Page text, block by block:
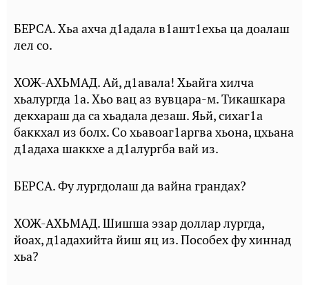
БЕРСА. Хьа ахча д1адала в1ашт1ехьа ца доалаш
лел со.
ХОЖ-АХЬМАД. Ай, д1авала! Хьайга хилча
хьалургда 1а. Хьо вац аз вувцара-м. Тикашкара
декхараш да са хьадала дезаш. Яьй, сихаг1а
баккхал из болх. Со хьавоаг1аргва хьона, цхьана
д1адаха шаккхе а д1алургба вай из.
БЕРСА. Фу лургдолаш да вайна грандах?
ХОЖ-АХЬМАД. Шишша эзар доллар лургда,
йоах, д1адахийта йиш яц из. Пособех фу хиннад
хьа?